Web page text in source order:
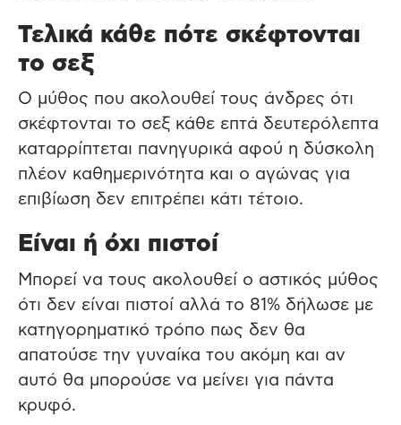
Τελικά κάθε πότε σκέφτονται
το σεξ
Ο μύθος που ακολουθεί τους άνδρες ότι
σκέφτονται το σεξ κάθε επτά δευτερόλεπτα
καταρρίπτεται πανηγυρικά αφού η δύσκολη
πλέον καθημερινότητα και ο αγώνας για
επιβίωση δεν επιτρέπει κάτι τέτοιο.
Είναι ή όχι πιστοί
Μπορεί να τους ακολουθεί ο αστικός μύθος
ότι δεν είναι πιστοί αλλά το 81% δήλωσε με
κατηγορηματικό τρόπο πως δεν θα
απατούσε την γυναίκα του ακόμη και αν
αυτό θα μπορούσε να μείνει για πάντα
κρυφό.